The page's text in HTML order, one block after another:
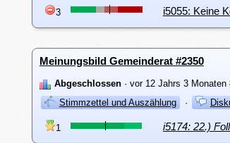
3 i5055: Keine
Meinungsbild Gemeinderat #2350
Abgeschlossen· vor 12 Jahrs 3 Monaten
Stimmzettel und Auszählung
·
1 i5174: 22.)